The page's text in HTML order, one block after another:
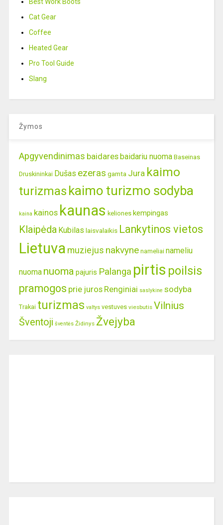
Cat Gear
Coffee
Heated Gear
Pro Tool Guide
Slang
Žymos
Apgyvendinimas baidaresbaidariu nuoma Baseinas
Druskininkai Dušas ezeras gamta Jura kaimo
turizmas kaimo turizmo sodyba
kaina kainos kaunas keliones kempingas
Klaipėda Kubilas laisvalaikis Lankytinos vietos
Lietuva muziejus nakvyne nameliai nameliu
nuoma nuoma pajuris Palanga pirtis poilsis
pramogos prie juros Renginiai saslykine sodyba
Trakai turizmas valtys vestuves viesbutis Vilnius
Šventoji šventės Židinys Žvejyba